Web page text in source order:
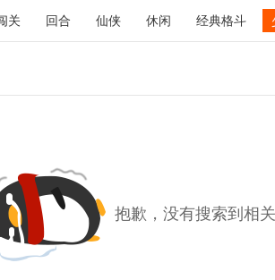
关 回合 仙侠 休闲 经典格斗
抱歉，没有搜索到相